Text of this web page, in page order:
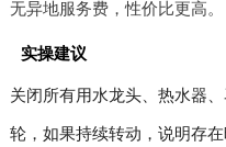
无异地服务费，性价比更高。
实操建议
关闭所有用水龙头、热水器
轮，如果持续转动，说明存